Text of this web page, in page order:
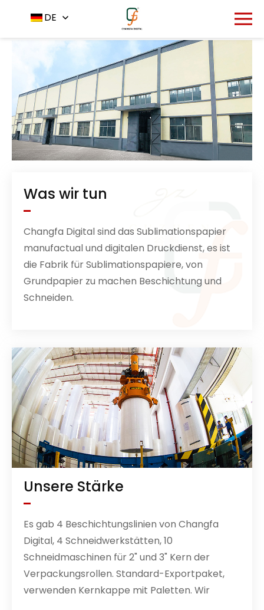
DE
Startseite Über uns
Was wir tun
Changfa Digital sind das Sublimationspapier
manufactual und digitalen Druckdienst, es ist
die Fabrik für Sublimationspapiere, von
Grundpapier zu machen Beschichtung und
Schneiden.
Unsere Stärke
Es gab 4 Beschichtungslinien von Changfa
Digital, 4 Schneidwerkstätten, 10
Schneidmaschinen für 2" und 3" Kern der
Verpackungsrollen. Standard-Exportpaket,
verwenden Kernkappe mit Paletten. Wir